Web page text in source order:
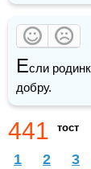
Если
добру.
441 тост
1 2 3